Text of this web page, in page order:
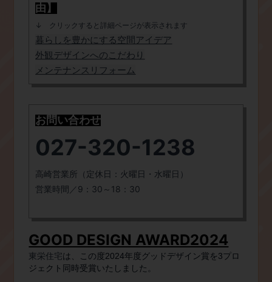
由】
​↓ クリックすると詳細ページが表示されます
​暮らしを豊かにする空間アイデア
外観デザインへのこだわり
メンテナンスリフォーム
お問い合わせ​
027-320-1238
高崎営業所（定休日：火曜日・水曜日）
営業時間／9：30～18：30
GOOD DESIGN AWARD2024
東栄住宅​は、この度2024年度グッドデザイン賞を3プロ
ジェクト同時受賞いたしました。